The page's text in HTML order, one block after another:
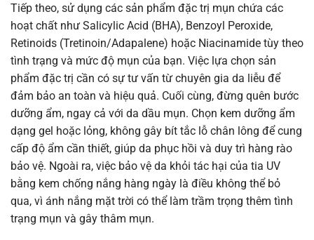
Tiếp theo, sử dụng các sản phẩm đặc trị mụn chứa các
hoạt chất như Salicylic Acid (BHA), Benzoyl Peroxide,
Retinoids (Tretinoin/Adapalene) hoặc Niacinamide tùy theo
tình trạng và mức độ mụn của bạn. Việc lựa chọn sản
phẩm đặc trị cần có sự tư vấn từ chuyên gia da liễu để
đảm bảo an toàn và hiệu quả. Cuối cùng, đừng quên bước
dưỡng ẩm, ngay cả với da dầu mụn. Chọn kem dưỡng ẩm
dạng gel hoặc lỏng, không gây bít tắc lỗ chân lông để cung
cấp độ ẩm cần thiết, giúp da phục hồi và duy trì hàng rào
bảo vệ. Ngoài ra, việc bảo vệ da khỏi tác hại của tia UV
bằng kem chống nắng hàng ngày là điều không thể bỏ
qua, vì ánh nắng mặt trời có thể làm trầm trọng thêm tình
trạng mụn và gây thâm mụn.